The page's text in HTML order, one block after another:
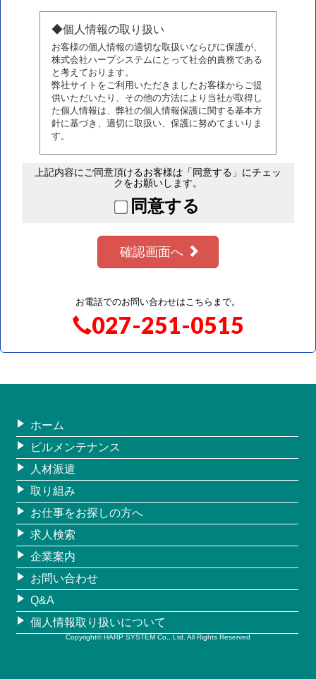
◆個人情報の取り扱い
お客様の個人情報の適切な取扱いならびに保護が、
株式会社ハープシステムにとって社会的責務である
と考えております。
弊社サイトをご利用いただきましたお客様からご提
供いただいたり、その他の方法により当社が取得し
た個人情報は、弊社の個人情報保護に関する基本方
針に基づき、適切に取扱い、保護に努めてまいりま
す。
上記内容にご同意頂けるお客様は「同意する」にチェッ
クをお願いします。
同意する
確認画面へ
お電話でのお問い合わせはこちらまで。
027-251-0515
ホーム
ビルメンテナンス
人材派遣
取り組み
お仕事をお探しの方へ
求人検索
企業案内
お問い合わせ
Q&A
個人情報取り扱いについて
Copyright© HARP SYSTEM Co., Ltd. All Rights Reserved